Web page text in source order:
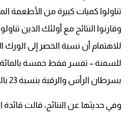
وقارنوا النتائج مع أولئك الذين
للاهتمام أن نسبة الخصر إلى
للسمنة – تفسر فقط خمسة بالمائة
بسرطان الرأس والرقبة بنسبة 23 بالمائة.
وفي حديثها عن النتائج، قالت قائدة